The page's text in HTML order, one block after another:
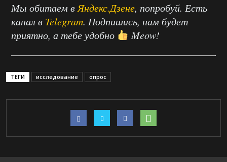
Мы обитаем в Яндекс.Дзене, попробуй. Есть
канал в Telegram. Подпишись, нам будет
приятно, а тебе удобно
Meow!
ТЕГИ исследование опрос